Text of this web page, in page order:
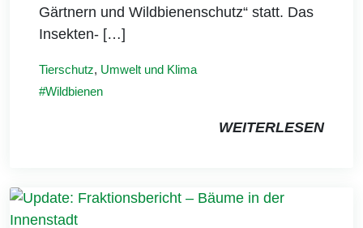
Gärtnern und Wildbienenschutz“ statt. Das
Insekten- […]
Tierschutz, Umwelt und Klima
Wildbienen
WEITERLESEN